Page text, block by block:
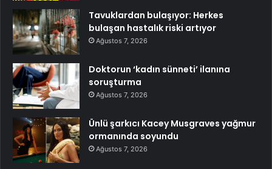
Tavuklardan bulaşıyor: Herkes
bulaşan hastalık riski artıyor
Ağustos 7, 2026
Doktorun ‘kadın sünneti’ ilanına
soruşturma
Ağustos 7, 2026
Ünlü şarkıcı Kacey Musgraves yağmur
ormanında soyundu
Ağustos 7, 2026